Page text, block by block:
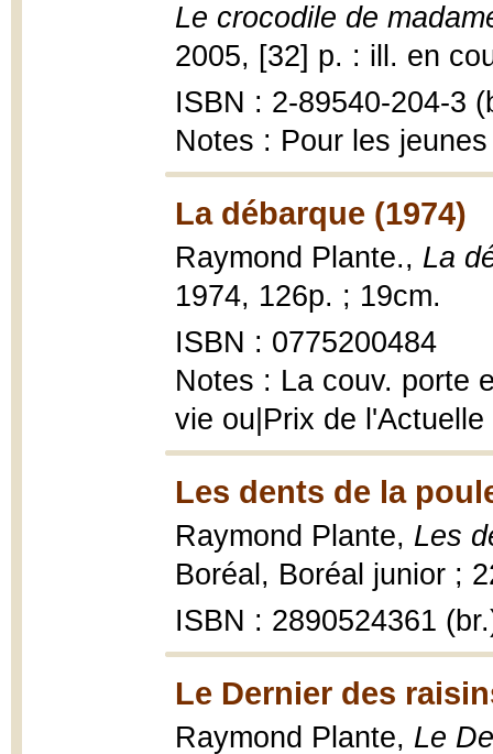
Le crocodile de
2005, [32] p. : ill. en
ISBN : 2-89540-204-3
Notes : Pour les jeunes
La débarque (1974)
Raymond Plante., La
1974, 126p. ; 19cm.
ISBN : 0775200484
Notes : La couv. porte
vie ou|Prix de l'Actuelle
Les dents de la
Raymond Plante, Les
Boréal, Boréal junior ;
ISBN : 2890524361
Le Dernier des
Raymond Plante, Le